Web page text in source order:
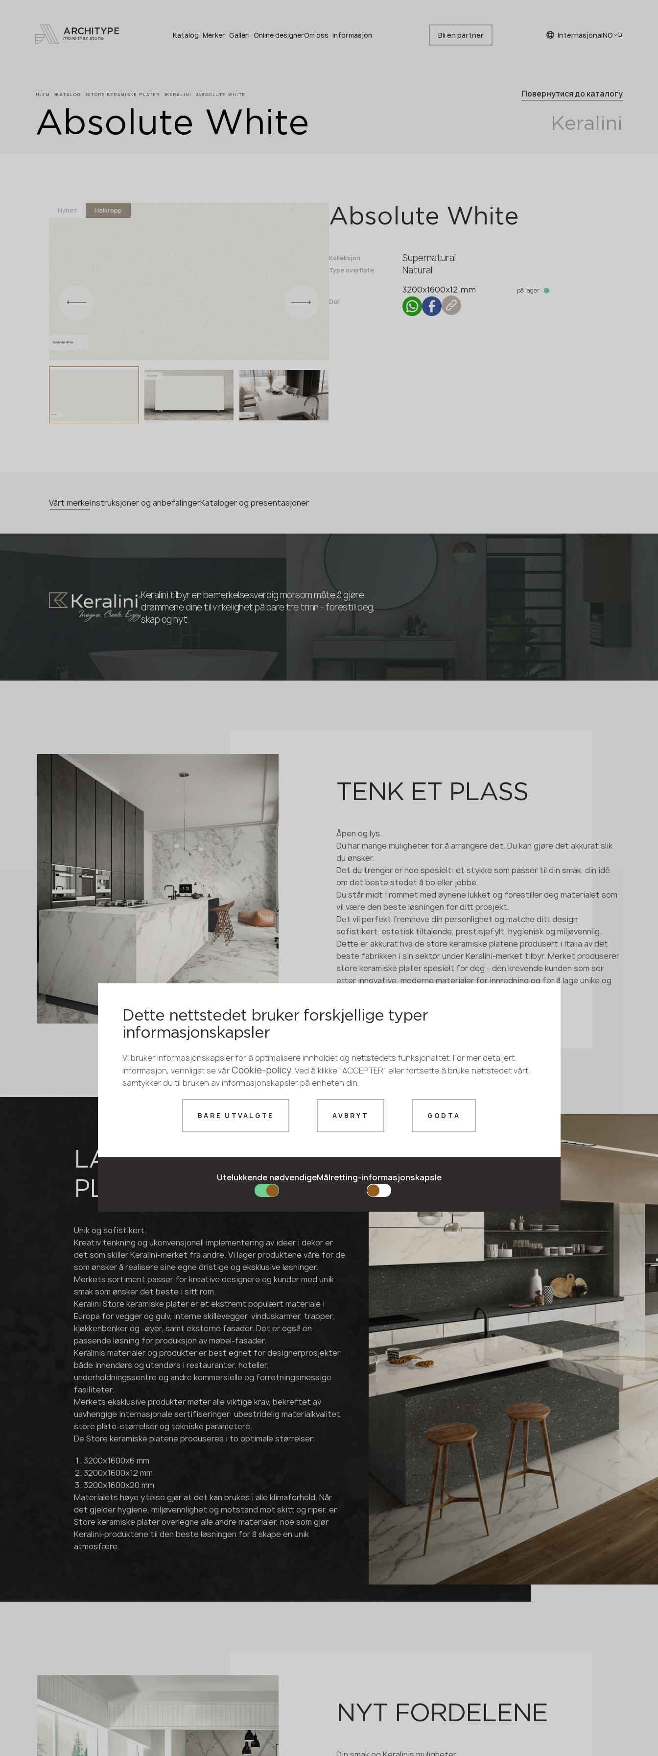
Katalog Merker Galleri Online designerOm oss Informasjon Bli en partner internasjonalNO
HJEM KATALOG STORE KERAMISKE PLATER KERALINI ABSOLUTE WHITE Повернутися до каталогу
Absolute White Keralini
Nyhet Helkropp Absolute White
Kolleksjon Supernatural
Type overflate Natural
3200x1600x12 mm
på lager
Del
Vårt merkeInstruksjoner og anbefalingerKataloger og presentasjoner
Keralini tilbyr en bemerkelsesverdig morsom måte å gjøre
drømmene dine til virkelighet på bare tre trinn - forestill deg,
skap og nyt.
TENK ET PLASS
Åpen og lys.
Du har mange muligheter for å arrangere det. Du kan gjøre det akkurat slik
du ønsker.
Det du trenger er noe spesielt: et stykke som passer til din smak, din idé
om det beste stedet å bo eller jobbe.
Du står midt i rommet med øynene lukket og forestiller deg materialet som
vil være den beste løsningen for ditt prosjekt.
Det vil perfekt fremheve din personlighet og matche ditt design:
sofistikert, estetisk tiltalende, prestisjefylt, hygienisk og miljøvennlig.
Dette er akkurat hva de store keramiske platene produsert i Italia av det
beste fabrikken i sin sektor under Keralini-merket tilbyr. Merket produserer
store keramiske plater spesielt for deg - den krevende kunden som ser
etter innovative, moderne materialer for innredning og for å lage unike og
LAG DITT EGET
PLASS
Unik og sofistikert.
Kreativ tenkning og ukonvensjonell implementering av ideer i dekor er
det som skiller Keralini-merket fra andre. Vi lager produktene våre for de
som ønsker å realisere sine egne dristige og eksklusive løsninger.
Merkets sortiment passer for kreative designere og kunder med unik
smak som ønsker det beste i sitt rom.
Keralini Store keramiske plater er et ekstremt populært materiale i
Europa for vegger og gulv, interne skillevegger, vinduskarmer, trapper,
kjøkkenbenker og -øyer, samt eksterne fasader. Det er også en
passende løsning for produksjon av møbel-fasader.
Keralinis materialer og produkter er best egnet for designerprosjekter
både innendørs og utendørs i restauranter, hoteller,
underholdningssentre og andre kommersielle og forretningsmessige
fasiliteter.
Merkets eksklusive produkter møter alle viktige krav, bekreftet av
uavhengige internasjonale sertifiseringer: ubestridelig materialkvalitet,
store plate-størrelser og tekniske parametere.
De Store keramiske platene produseres i to optimale størrelser:
3200x1600x6 mm
3200x1600x12 mm
3200x1600x20 mm
Materialets høye ytelse gjør at det kan brukes i alle klimaforhold. Når
det gjelder hygiene, miljøvennlighet og motstand mot skitt og riper, er
Store keramiske plater overlegne alle andre materialer, noe som gjør
Keralini-produktene til den beste løsningen for å skape en unik
atmosfære.
NYT FORDELENE
Navn *
SEND INN SØKNADEN DIN
Personvernerklæring
Takk!
våre ledere vil kontakte deg snart
Dette nettstedet bruker forskjellige typer
informasjonskapsler
Vi bruker informasjonskapsler for å optimalisere innholdet og nettstedets funksjonalitet. For mer detaljert
informasjon, vennligst se vårCookie-policy. Ved å klikke "ACCEPTER" eller fortsette å bruke nettstedet vårt,
samtykker du til bruken av informasjonskapsler på enheten din.
BARE UTVALGTE AVBRYT GODTA
Utelukkende nødvendigeMålretting-informasjonskapsle